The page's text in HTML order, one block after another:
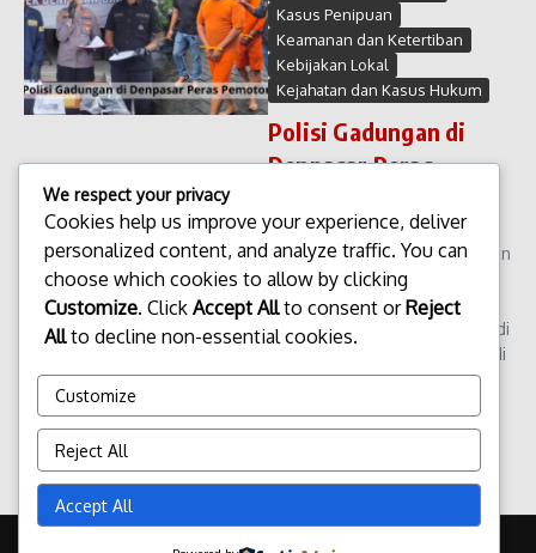
Kasus Penipuan
Keamanan dan Ketertiban
Kebijakan Lokal
Kejahatan dan Kasus Hukum
Polisi Gadungan di
Denpasar Peras
Polisi Gadungan di Denpasar
Peras Pemotor Kasus penipuan
dengan modus polisi
gadungan kembali terjadi di
Kota Denpasar. Seorang pria di
laporkan berpura-pura menjadi
anggota kepolisian dan
admin Maret 7, 2026
Read More
We respect your privacy
Cookies help us improve your experience, deliver
personalized content, and analyze traffic. You can
choose which cookies to allow by clicking
Customize. Click Accept Allto consent orReject
Allto decline non-essential cookies.
Customize
Reject All
Accept All